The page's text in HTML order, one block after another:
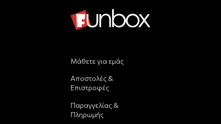
Μάθετε για εμάς
Αποστολές &
Επιστροφές
Παραγγελίας &
Πληρωμής